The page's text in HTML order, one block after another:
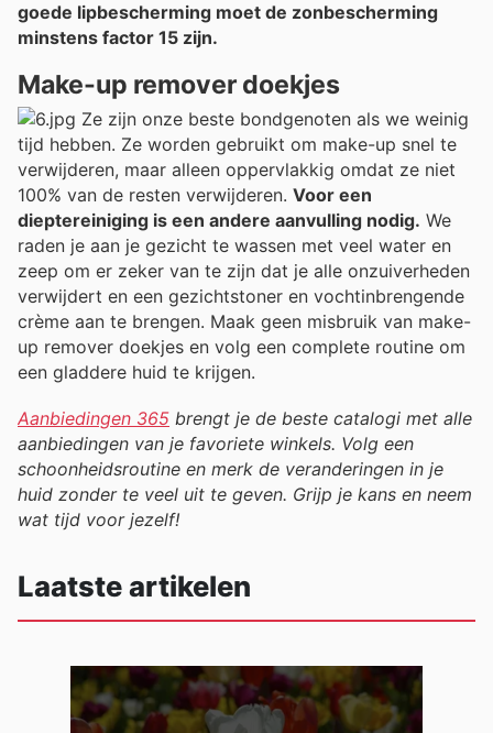
goede lipbescherming moet de zonbescherming
minstens factor 15 zijn.
Make-up remover doekjes
Ze zijn onze beste bondgenoten als we weinig
tijd hebben. Ze worden gebruikt om make-up snel te
verwijderen, maar alleen oppervlakkig omdat ze niet
100% van de resten verwijderen. Voor een
dieptereiniging is een andere aanvulling nodig. We
raden je aan je gezicht te wassen met veel water en
zeep om er zeker van te zijn dat je alle onzuiverheden
verwijdert en een gezichtstoner en vochtinbrengende
crème aan te brengen. Maak geen misbruik van make-
up remover doekjes en volg een complete routine om
een gladdere huid te krijgen.
Aanbiedingen 365 brengt je de beste catalogi met alle
aanbiedingen van je favoriete winkels. Volg een
schoonheidsroutine en merk de veranderingen in je
huid zonder te veel uit te geven. Grijp je kans en neem
wat tijd voor jezelf!
Laatste artikelen